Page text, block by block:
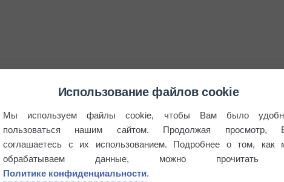
этого лета
Использование файлов cookie
Мы используем файлы cookie, чтобы Вам было
пользоваться нашим сайтом. Продолжая просмотр,
соглашаетесь с их использованием. Подробнее о том, как
обрабатываем данные, можно прочитать
Политике конфиденциальности.